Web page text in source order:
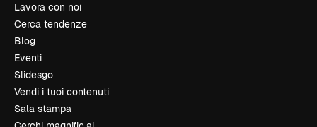
Lavora con noi
Cerca tendenze
Blog
Eventi
Slidesgo
Vendi i tuoi contenuti
Sala stampa